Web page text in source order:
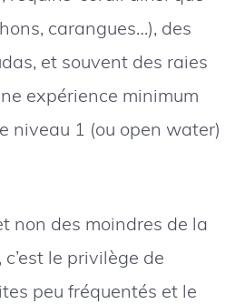
carangues…), des
et souvent des raies
expérience minimum
niveau 1 (ou open water)
non des moindres de la
le privilège de
peu fréquentés et le